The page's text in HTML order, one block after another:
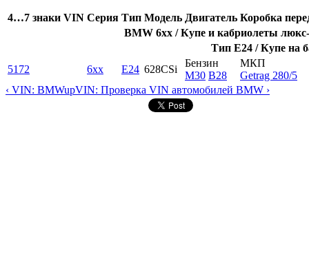
4…7 знаки VIN Серия Тип Модель Двигатель Коробка
BMW 6xx / Купе и кабриолеты люкс-
Тип E24 / Купе на
5172
6xx E24 628CSi
Бензин
M30 B28
МКП
Getrag 280/5
‹ VIN: BMWupVIN: Проверка VIN автомобилей BMW ›